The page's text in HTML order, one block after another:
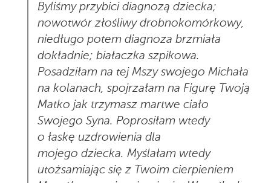
Byliśmy przybici diagnozą dziecka;
nowotwór złośliwy drobnokomórkowy,
niedługo potem diagnoza brzmiała
dokładnie; białaczka szpikowa.
Posadziłam na tej Mszy swojego Michała
na kolanach, spojrzałam na Figurę Twoją
Matko jak trzymasz martwe ciało
Swojego Syna. Poprosiłam wtedy
o łaskę uzdrowienia dla
mojego dziecka. Myślałam wtedy
utożsamiając się z Twoim cierpieniem